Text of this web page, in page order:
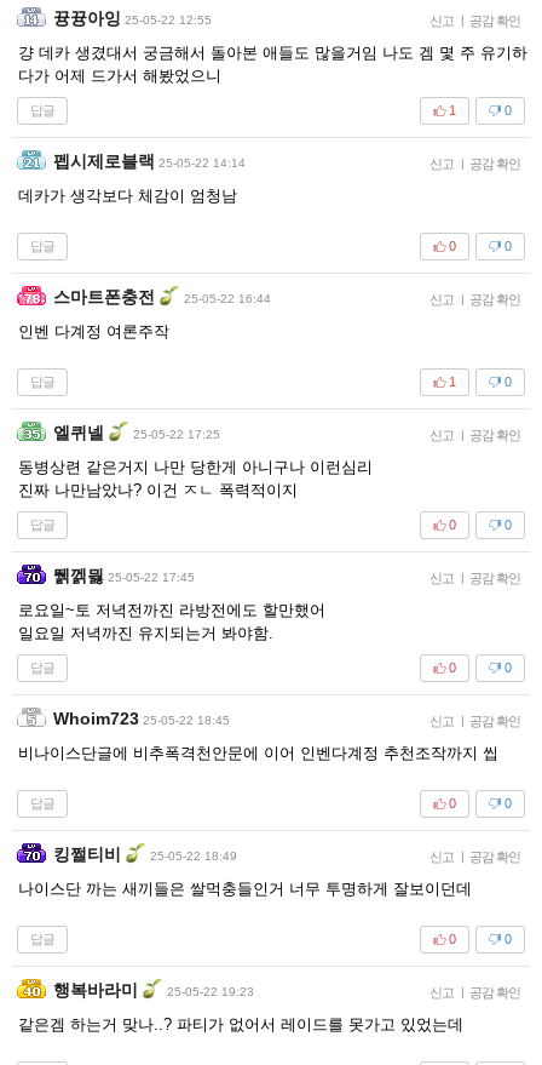
뀽뀽아잉 25-05-22 12:55 신고 | 공감 확인
걍 데카 생겼대서 궁금해서 돌아본 애들도 많을거임 나도 겜 몇 주 유기하
다가 어제 드가서 해봤었으니
답글 0
1
펩시제로블랙 25-05-22 14:14 신고 | 공감 확인
데카가 생각보다 체감이 엄청남
답글 0
0
스마트폰충전 25-05-22 16:44 신고 | 공감 확인
인벤 다계정 여론주작
답글 0
1
엘퀴넬 25-05-22 17:25 신고 | 공감 확인
동병상련 같은거지 나만 당한게 아니구나 이런심리
진짜 나만남았나? 이건 ㅈㄴ 폭력적이지
답글 0
0
뛝껡믫 25-05-22 17:45 신고 | 공감 확인
로요일~토 저녁전까진 라방전에도 할만했어
일요일 저녁까진 유지되는거 봐야함.
답글 0
0
Whoim723 25-05-22 18:45 신고 | 공감 확인
비나이스단글에 비추폭격천안문에 이어 인벤다계정 추천조작까지 씹
답글 0
0
킹쩔티비 25-05-22 18:49 신고 | 공감 확인
나이스단 까는 새끼들은 쌀먹충들인거 너무 투명하게 잘보이던데
답글 0
0
행복바라미 25-05-22 19:23 신고 | 공감 확인
같은겜 하는거 맞나..? 파티가 없어서 레이드를 못가고 있었는데